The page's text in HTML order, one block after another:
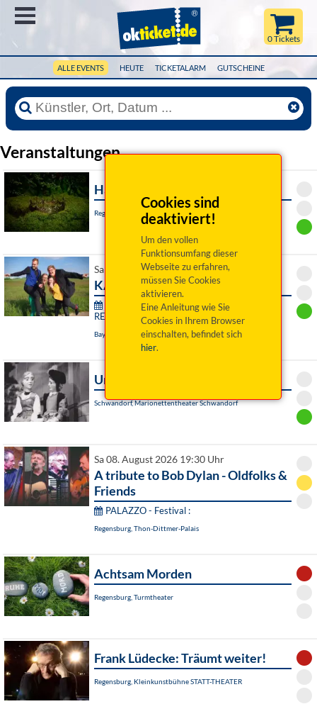
ALLE EVENTS HEUTE TICKETALARM GUTSCHEINE
0 Tickets
Cookies sind
deaktiviert!
Um den vollen
Funktionsumfang dieser
Webseite zu erfahren,
müssen Sie Cookies
aktivieren.
Eine Anleitung wie Sie
Cookies in Ihrem Browser
einschalten, befindet sich
hier.
Veranstaltungen
Hamlet
Regensburg, Akademietheater
Sa 08. August 2026 19:00 Uhr
KARMA
76. Festival junger Künstler Bayreuth -
RE:SONANZ:
Bayreuth, Das Zentrum
Undine
Schwandorf, Marionettentheater Schwandorf
Sa 08. August 2026 19:30 Uhr
A tribute to Bob Dylan - Oldfolks &
Friends
PALAZZO - Festival :
Regensburg, Thon-Dittmer-Palais
Achtsam Morden
Regensburg, Turmtheater
Frank Lüdecke: Träumt weiter!
Regensburg, Kleinkunstbühne STATT-THEATER